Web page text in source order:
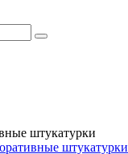
штукатурки
штукатурки